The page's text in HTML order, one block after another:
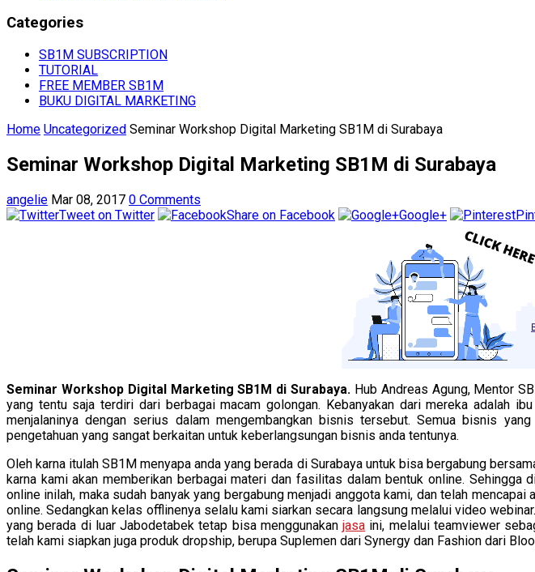
Categories
SB1M SUBSCRIPTION
TUTORIAL
FREE MEMBER SB1M
BUKU DIGITAL MARKETING
Home Uncategorized Seminar Workshop Digital Marketing SB1M di Surabaya
Seminar Workshop Digital Marketing SB1M di Surabaya
angelie Mar 08, 2017 0 Comments
Tweet on Twitter
Share on Facebook Google+
Seminar Workshop Digital Marketing SB1M di Surabaya. Hub Andreas Agung, Mentor
yang tentu saja terdiri dari berbagai macam golongan. Kebanyakan dari mereka adalah
menjalaninya dengan serius dalam mengembangkan bisnis tersebut. Semua bisnis
pengetahuan yang sangat berkaitan untuk keberlangsungan bisnis anda tentunya.
Oleh karna itulah SB1M menyapa anda yang berada di Surabaya untuk bisa bergabung
karna kami akan memberikan berbagai materi dan fasilitas dalam bentuk online.
online inilah, maka sudah banyak yang bergabung menjadi anggota kami, dan telah
online. Sedangkan kelas offlinenya selalu kami siarkan secara langsung melalui video
yang berada di luar Jabodetabek tetap bisa menggunakanjasa ini, melalui teamviewer
telah kami siapkan juga produk dropship, berupa Suplemen dari Synergy dan Fashion dari